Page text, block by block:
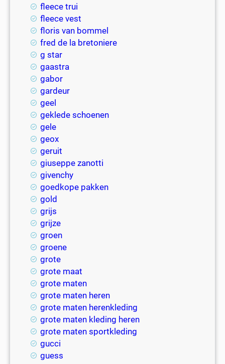
fleece trui
fleece vest
floris van bommel
fred de la bretoniere
g star
gaastra
gabor
gardeur
geel
geklede schoenen
gele
geox
geruit
giuseppe zanotti
givenchy
goedkope pakken
gold
grijs
grijze
groen
groene
grote
grote maat
grote maten
grote maten heren
grote maten herenkleding
grote maten kleding heren
grote maten sportkleding
gucci
guess